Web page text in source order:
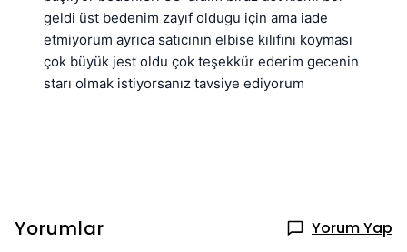
geldi üst bedenim zayıf oldugu için ama iade
etmiyorum ayrıca satıcının elbise kılıfını koyması
çok büyük jest oldu çok teşekkür ederim gecenin
starı olmak istiyorsanız tavsiye ediyorum
Yorumlar Yorum Yap